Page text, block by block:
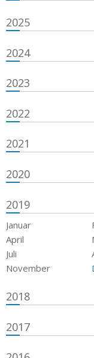
2025
2024
2023
2022
2021
2020
2019
Januar
April
Juli
November
2018
2017